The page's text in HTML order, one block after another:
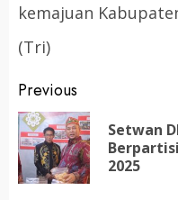
kemajuan
(Tri)
Post
navigation
Previous
Setwan
2025